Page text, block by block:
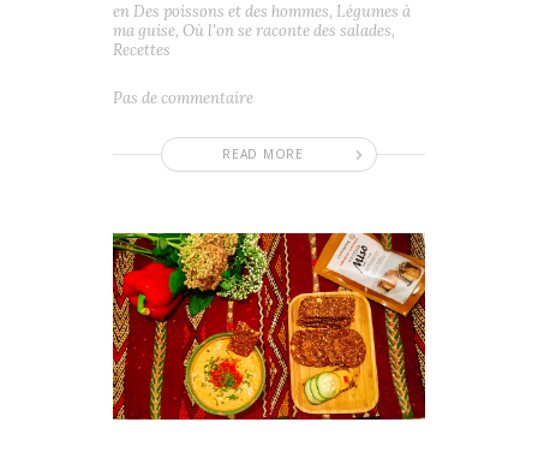
READ MORE
en Des poissons et des hommes, Légumes à
ma guise, Où l'on se raconte des salades,
Recettes
Pas de commentaire